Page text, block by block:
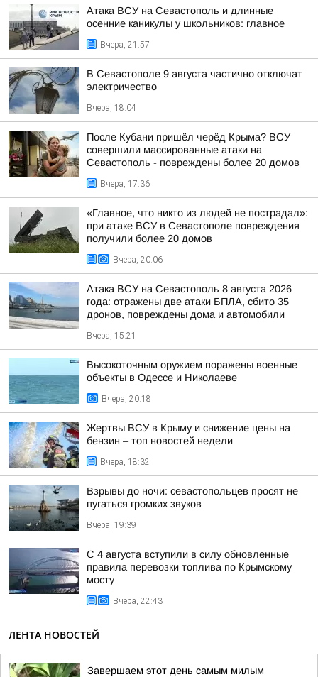
Атака ВСУ на Севастополь и длинные
осенние каникулы у школьников: главное
Вчера, 21:57
В Севастополе 9 августа частично отключат
электричество
Вчера, 18:04
После Кубани пришёл черёд Крыма? ВСУ
совершили массированные атаки на
Севастополь - повреждены более 20 домов
Вчера, 17:36
«Главное, что никто из людей не пострадал»:
при атаке ВСУ в Севастополе повреждения
получили более 20 домов
Вчера, 20:06
Атака ВСУ на Севастополь 8 августа 2026
года: отражены две атаки БПЛА, сбито 35
дронов, повреждены дома и автомобили
Вчера, 15:21
Высокоточным оружием поражены военные
объекты в Одессе и Николаеве
Вчера, 20:18
Жертвы ВСУ в Крыму и снижение цены на
бензин – топ новостей недели
Вчера, 18:32
Взрывы до ночи: севастопольцев просят не
пугаться громких звуков
Вчера, 19:39
С 4 августа вступили в силу обновленные
правила перевозки топлива по Крымскому
мосту
Вчера, 22:43
ЛЕНТА НОВОСТЕЙ
Завершаем этот день самым милым